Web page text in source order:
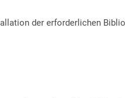
der erforderlichen